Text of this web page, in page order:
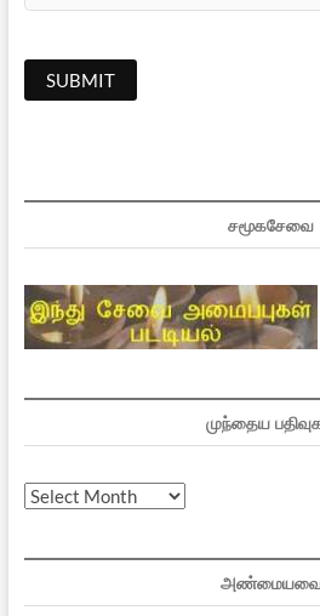
சமூகசேவை
முந்தைய
முந்தைய